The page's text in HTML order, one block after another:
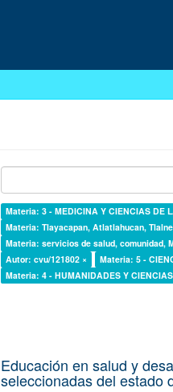
Materia: 3 - MEDICINA Y CIENCIAS DE
Materia: Tlayacapan, Atlatlahucan,
Materia: servicios de salud, comunidad,
Autor: cvu/121802 ×
Materia: 5 -
Materia: 4 - HUMANIDADES Y
Educación en salud y
seleccionadas del estado